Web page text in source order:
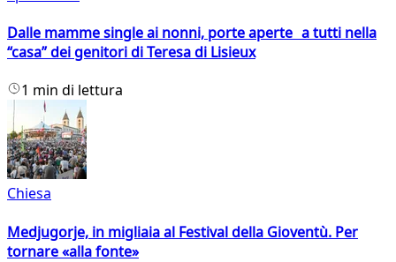
Dalle mamme single ai nonni, porte aperte a tutti nella
“casa” dei genitori di Teresa di Lisieux
1 min di lettura
Chiesa
Medjugorje, in migliaia al Festival della Gioventù. Per
tornare «alla fonte»